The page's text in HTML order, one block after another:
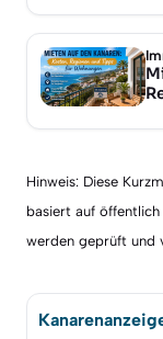
Hinweis: Diese
basiert auf öffentlich
werden geprüft und